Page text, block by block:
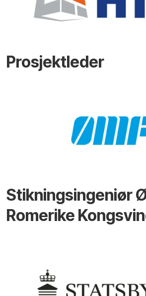
Prosjektleder
Stikningsingeniør
Romerike